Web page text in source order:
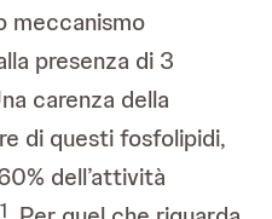
meccanismo
presenza di 3
carenza della
di questi fosfolipidi,
dell’attività
1